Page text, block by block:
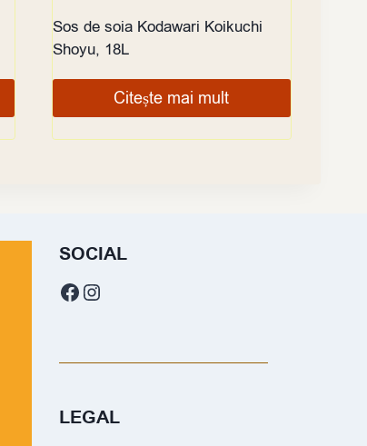
Sos de soia Kodawari Koikuchi
Shoyu, 18L
Citește mai mult
SOCIAL
Facebook
Instagram
LEGAL